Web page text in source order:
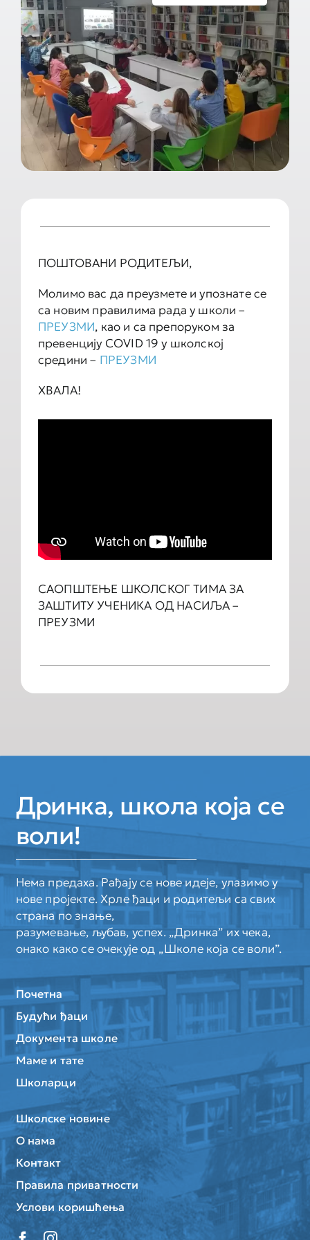
Документа школе
Контакт
ПОШТОВАНИ РОДИТЕЉИ,
Moлимо вас да преузмете и упознате се
са новим правилима рада у школи –
ПРЕУЗМИ, као и са препоруком за
превенцију COVID 19 у школској
средини – ПРЕУЗМИ
ХВАЛА!
САОПШТЕЊЕ ШКОЛСКОГ ТИМА ЗА
ЗАШТИТУ УЧЕНИКА ОД НАСИЉА –
ПРЕУЗМИ
Дринка, школа која се
воли!
Нема предаха. Рађају се нове идеје, улазимо у
нове пројекте. Хрле ђаци и родитељи са свих
страна по знање,
разумевање, љубав, успех. „Дринка” их чека,
онако како се очекује од „Школе која се воли”.
Почетна
Будући ђаци
Документа школе
Маме и тате
Школарци
Школске новине
О нама
Контакт
Правила приватности
Услови коришћења